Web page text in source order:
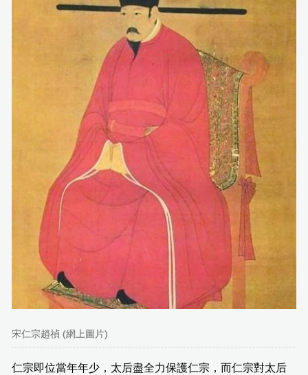
宋仁宗趙禎 (網上圖片)
仁宗即位當年年少，太后盡全力保護仁宗，而仁宗對太后